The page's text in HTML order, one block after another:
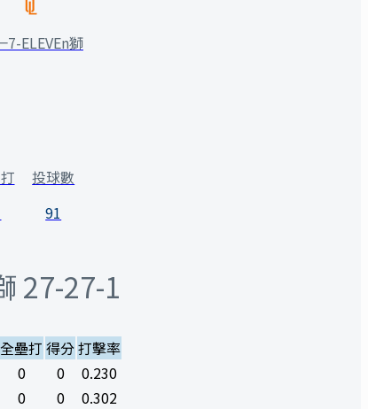
7-ELEVEn獅
投球數
91
27-27-1
全壘打 得分打擊率
0 0
0.230
0 0
0.302